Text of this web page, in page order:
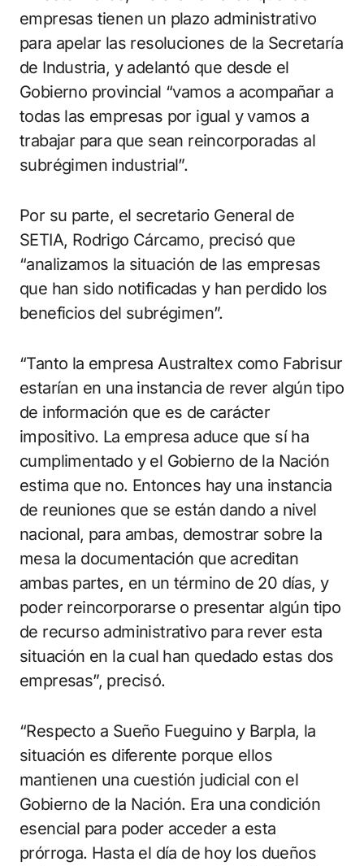
empresas tienen un plazo administrativo
para apelar las resoluciones de la Secretaría
de Industria, y adelantó que desde el
Gobierno provincial “vamos a acompañar a
todas las empresas por igual y vamos a
trabajar para que sean reincorporadas al
subrégimen industrial”.
Por su parte, el secretario General de
SETIA, Rodrigo Cárcamo, precisó que
“analizamos la situación de las empresas
que han sido notificadas y han perdido los
beneficios del subrégimen”.
“Tanto la empresa Australtex como Fabrisur
estarían en una instancia de rever algún tipo
de información que es de carácter
impositivo. La empresa aduce que sí ha
cumplimentado y el Gobierno de la Nación
estima que no. Entonces hay una instancia
de reuniones que se están dando a nivel
nacional, para ambas, demostrar sobre la
mesa la documentación que acreditan
ambas partes, en un término de 20 días, y
poder reincorporarse o presentar algún tipo
de recurso administrativo para rever esta
situación en la cual han quedado estas dos
empresas”, precisó.
“Respecto a Sueño Fueguino y Barpla, la
situación es diferente porque ellos
mantienen una cuestión judicial con el
Gobierno de la Nación. Era una condición
esencial para poder acceder a esta
prórroga. Hasta el día de hoy los dueños